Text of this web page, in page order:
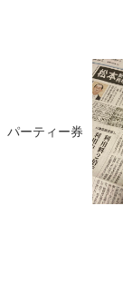
パーティー券